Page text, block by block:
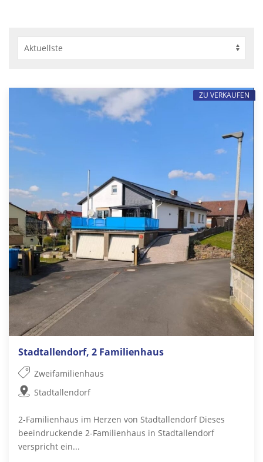
Stadtallendorf, 2 Familienhaus
Zweifamilienhaus
Stadtallendorf
2-Familienhaus im Herzen von Stadtallendorf Dieses
beeindruckende 2-Familienhaus in Stadtallendorf
verspricht ein...
ZU VERKAUFEN